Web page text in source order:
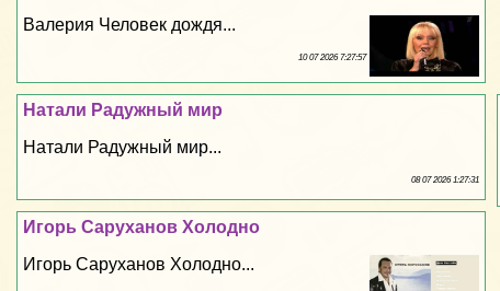
Валерия Человек дождя...
10 07 2026 7:27:57
Натали Радужный мир
Натали Радужный мир...
08 07 2026 1:27:31
Игорь Саруханов Холодно
Игорь Саруханов Холодно...